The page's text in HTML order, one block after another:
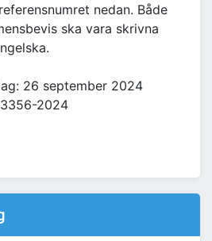
nedan. Både
ska vara skrivna
26 september 2024
3356-2024